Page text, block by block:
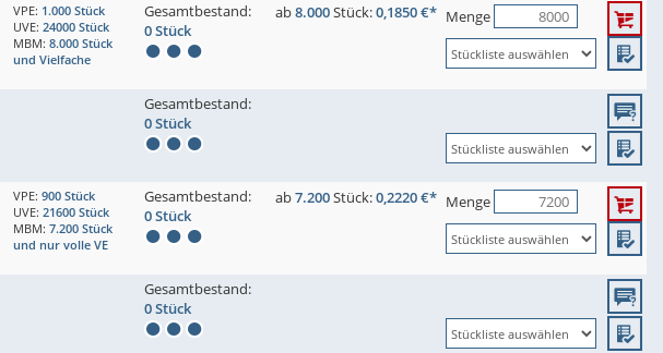
VPE: 1.000 Stück
UVE: 24000 Stück
MBM: 8.000 Stück
und Vielfache
Gesamtbestand:
0 Stück
ab8.000Stück:0,1850 €* Menge
Gesamtbestand:
0 Stück
VPE: 900 Stück
UVE: 21600 Stück
MBM: 7.200 Stück
und nur volle VE
Gesamtbestand:
0 Stück
ab7.200Stück:0,2220 €* Menge
Gesamtbestand:
0 Stück